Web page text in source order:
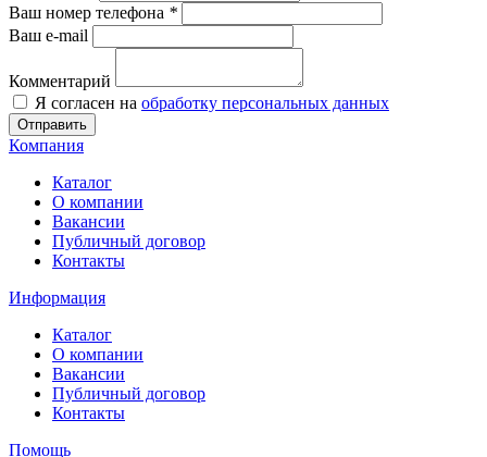
Ваш номер телефона *
Ваш e-mail
Комментарий
Я согласен на обработку персональных данных
Отправить
Компания
Каталог
О компании
Вакансии
Публичный договор
Контакты
Информация
Каталог
О компании
Вакансии
Публичный договор
Контакты
Помощь